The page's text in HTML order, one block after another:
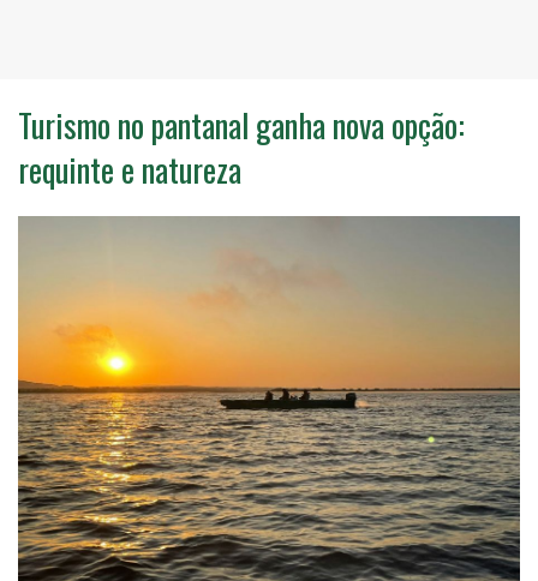
Turismo no pantanal ganha nova opção:
requinte e natureza